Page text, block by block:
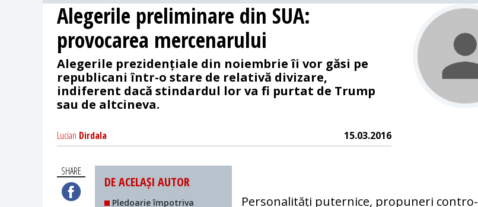
Alegerile preliminare din SUA:
provocarea mercenarului
Alegerile prezidențiale din noiembrie îi vor găsi pe
republicani într-o stare de relativă divizare,
indiferent dacă stindardul lor va fi purtat de Trump
sau de altcineva.
Lucian Dirdala 15.03.2016
SHARE
DE ACELAȘI AUTOR
Pledoarie împotriva
Personalități puternice, propuneri con­tro­